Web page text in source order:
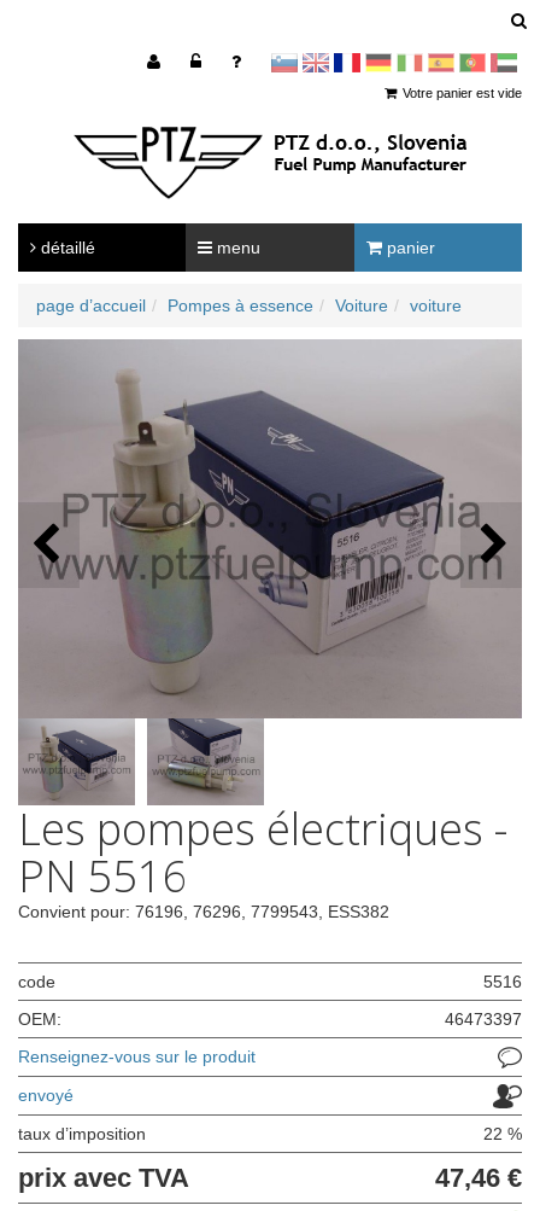
sl en francoščina
Nemščina
Italijanščina
Španščina
PortugalArabščina
Votre panier est vide
détaillé menu panier
page d’accueil Pompes à essence Voiture voiture
Les pompes électriques -
PN 5516
Convient pour: 76196, 76296, 7799543, ESS382
code
5516
OEM:
46473397
Renseignez-vous sur le produit
envoyé
taux d’imposition 22 %
prix avec TVA 47,46 €